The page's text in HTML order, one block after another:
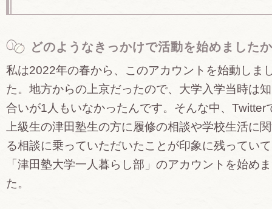
どのようなきっかけで活動を始めました
私は2022年の春から、このアカウントを始動しま
た。地方からの上京だったので、大学入学当時は
合いが1人もいなかったんです。そんな中、Twitter
上級生の津田塾生の方に履修の相談や学校生活に
る相談に乗っていただいたことが印象に残ってい
「津田塾大学一人暮らし部」のアカウントを始め
た。